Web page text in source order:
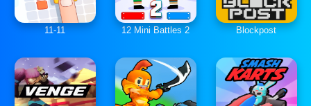
11-11 12 Mini Battles 2 Blockpost